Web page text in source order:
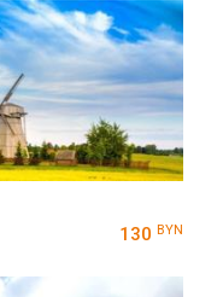
130 BYN